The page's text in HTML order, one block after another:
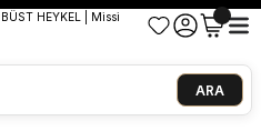
Kargo Bedava!
3 Al 2 Öde
ARA